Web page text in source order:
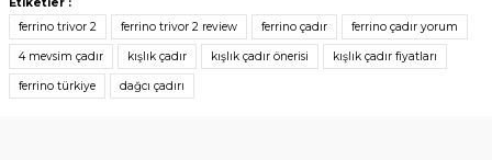
ferrino trivor 2
ferrino trivor 2 review ferrino çadır ferrino çadır yorum
4 mevsim çadır kışlık çadır kışlık çadır önerisi kışlık çadır fiyatları
ferrino türkiye dağcı çadırı